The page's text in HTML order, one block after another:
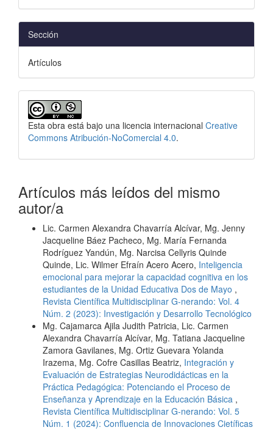
Sección
Artículos
Esta obra está bajo una licencia internacional Creative
Commons Atribución-NoComercial 4.0.
Artículos más leídos del mismo
autor/a
Lic. Carmen Alexandra Chavarría Alcívar, Mg. Jenny
Jacqueline Báez Pacheco, Mg. María Fernanda
Rodríguez Yandún, Mg. Narcisa Cellyris Quinde
Quinde, Lic. Wilmer Efraín Acero Acero, Inteligencia
emocional para mejorar la capacidad cognitiva en los
estudiantes de la Unidad Educativa Dos de Mayo ,
Revista Científica Multidisciplinar G-nerando: Vol. 4
Núm. 2 (2023): Investigación y Desarrollo Tecnológico
Mg. Cajamarca Ajila Judith Patricia, Lic. Carmen
Alexandra Chavarría Alcívar, Mg. Tatiana Jacqueline
Zamora Gavilanes, Mg. Ortiz Guevara Yolanda
Irazema, Mg. Cofre Casillas Beatriz, Integración y
Evaluación de Estrategias Neurodidácticas en la
Práctica Pedagógica: Potenciando el Proceso de
Enseñanza y Aprendizaje en la Educación Básica ,
Revista Científica Multidisciplinar G-nerando: Vol. 5
Núm. 1 (2024): Confluencia de Innovaciones Cietíficas